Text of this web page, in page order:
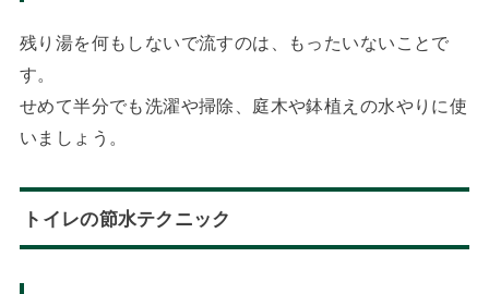
残り湯を何もしないで流すのは、もったいないことで
す。
せめて半分でも洗濯や掃除、庭木や鉢植えの水やりに使
いましょう。
トイレの節水テクニック